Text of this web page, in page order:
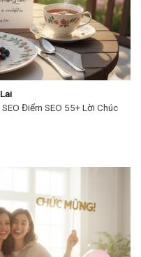
Điểm SEO 55+ Lời Chúc